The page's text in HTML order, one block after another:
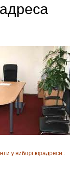
у виборі юрадреси :